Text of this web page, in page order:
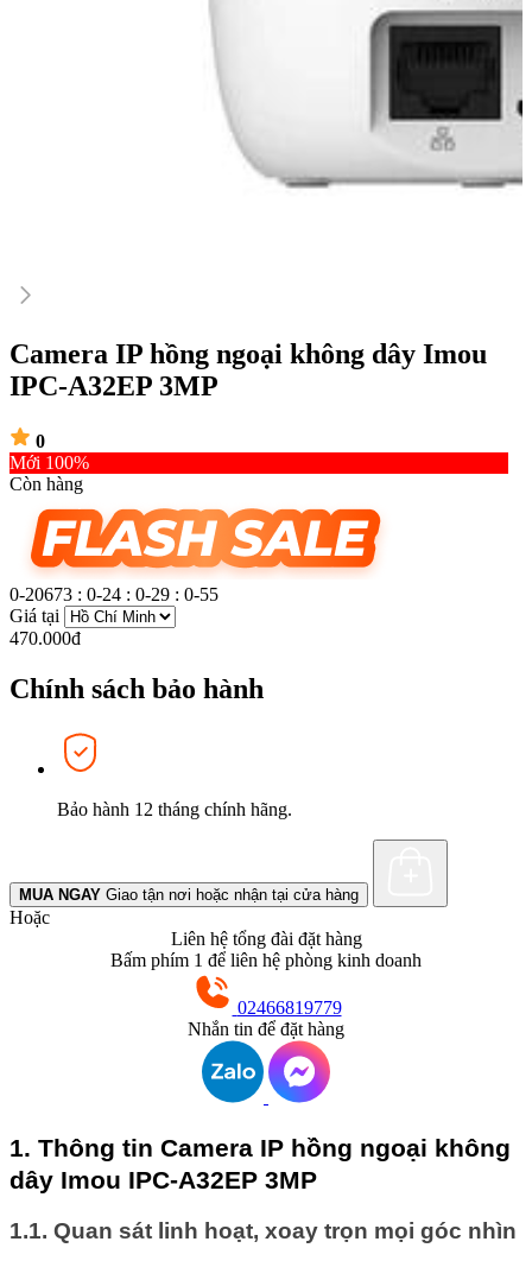
Camera IP hồng ngoại không dây Imou
IPC-A32EP 3MP
0
Mới 100%
Còn hàng
0-20673 : 0-24 : 0-29 : 0-56
Giá tại
470.000đ
Chính sách bảo hành
Bảo hành 12 tháng chính hãng.
MUA NGAY Giao tận nơi hoặc nhận tại cửa hàng
Hoặc
Liên hệ tổng đài đặt hàng
Bấm phím 1 để liên hệ phòng kinh doanh
02466819779
Nhắn tin để đặt hàng
1. Thông tin Camera IP hồng ngoại không
dây Imou IPC-A32EP 3MP
1.1. Quan sát linh hoạt, xoay trọn mọi góc nhìn